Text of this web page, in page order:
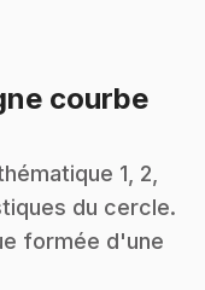
courbe.
1, 2,
du cercle.
formée d'une